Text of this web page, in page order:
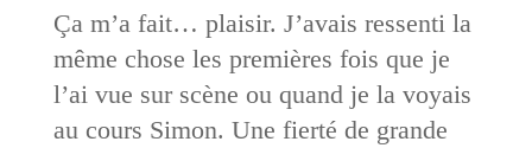
Ça m’a fait… plaisir. J’avais ressenti la
même chose les premières fois que je
l’ai vue sur scène ou quand je la voyais
au cours Simon. Une fierté de grande